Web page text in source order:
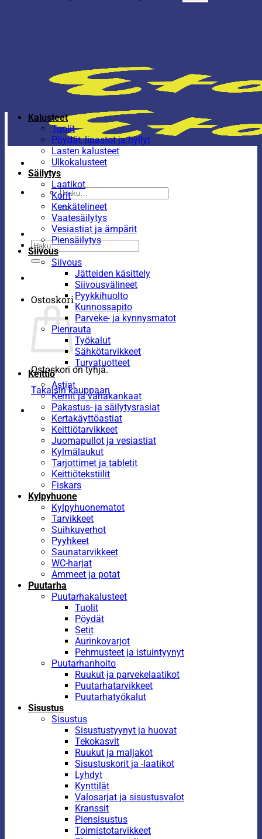
Etsi:
Etsi:
Ostoskori
Ostoskori on tyhjä.
Takaisin kauppaan
Kalusteet
Tuolit
Pöydät, lipastot ja hyllyt
Lasten kalusteet
Ulkokalusteet
Säilytys
Laatikot
Korit
Kenkätelineet
Vaatesäilytys
Vesiastiat ja ämpärit
Piensäilytys
Siivous
Siivous
Jätteiden käsittely
Siivousvälineet
Pyykkihuolto
Kunnossapito
Parveke- ja kynnysmatot
Pienrauta
Työkalut
Sähkötarvikkeet
Turvatuotteet
Keittiö
Astiat
Kernit ja vahakankaat
Pakastus- ja säilytysrasiat
Kertakäyttöastiat
Keittiötarvikkeet
Juomapullot ja vesiastiat
Kylmälaukut
Tarjottimet ja tabletit
Keittiötekstiilit
Fiskars
Kylpyhuone
Kylpyhuonematot
Tarvikkeet
Suihkuverhot
Pyyhkeet
Saunatarvikkeet
WC-harjat
Ammeet ja potat
Puutarha
Puutarhakalusteet
Tuolit
Pöydät
Setit
Aurinkovarjot
Pehmusteet ja istuintyynyt
Puutarhanhoito
Ruukut ja parvekelaatikot
Puutarhatarvikkeet
Puutarhatyökalut
Sisustus
Sisustus
Sisustustyynyt ja huovat
Tekokasvit
Ruukut ja maljakot
Sisustuskorit ja -laatikot
Lyhdyt
Kynttilät
Valosarjat ja sisustusvalot
Kranssit
Piensisustus
Toimistotarvikkeet